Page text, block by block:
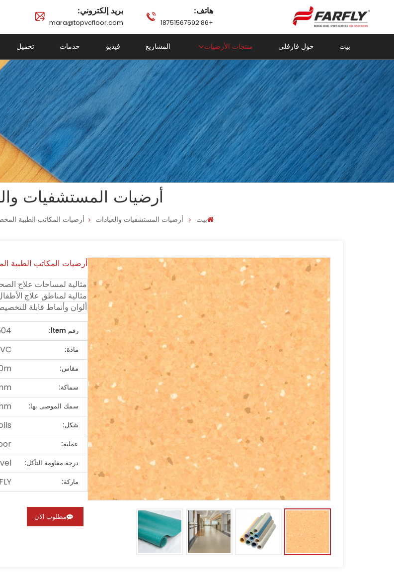
هاتف:
+86 18751567592
بريد إلكتروني:
mara@topvcfloor.com
بيت حول فارفلي منتجات الأرضيات المشاريع فيديو خدمات تحميل
أرضيات المستشفيات
بيت أرضيات المستشفيات والعيادات أرضيات المكاتب الطبية
أرضيات المكاتب الطبية
مثالية لمساحات علاج
مثالية لمناطق علاج
ألوان وأنماط قابلة
رقم ltem:
مادة:
مقاس:
سماكة:
سمك الموصى بها:
شكل:
عملية:
درجة مقاومة التآكل:
ماركة:
مطلوب الان